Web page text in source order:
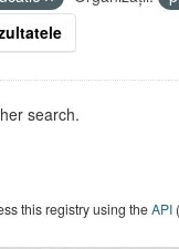
search.
this registry using theAPI